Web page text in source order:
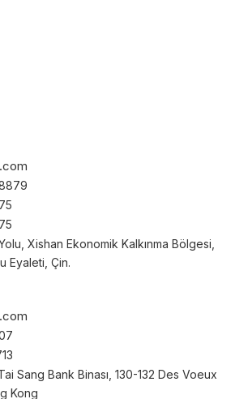
Xishan Ekonomik Kalkınma Bölgesi,
Eyaleti, Çin.
Sang Bank Binası, 130-132 Des Voeux
Kong